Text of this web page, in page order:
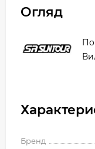
Огляд
Бренд